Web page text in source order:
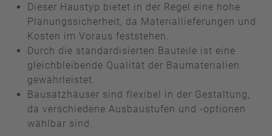
Dieser Haustyp bietet in der Regel eine hohe
Planungssicherheit, da Materiallieferungen und
Kosten im Voraus feststehen.
Durch die standardisierten Bauteile ist eine
gleichbleibende Qualität der Baumaterialien
gewährleistet.
Bausatzhäuser sind flexibel in der Gestaltung,
da verschiedene Ausbaustufen und -optionen
wählbar sind.